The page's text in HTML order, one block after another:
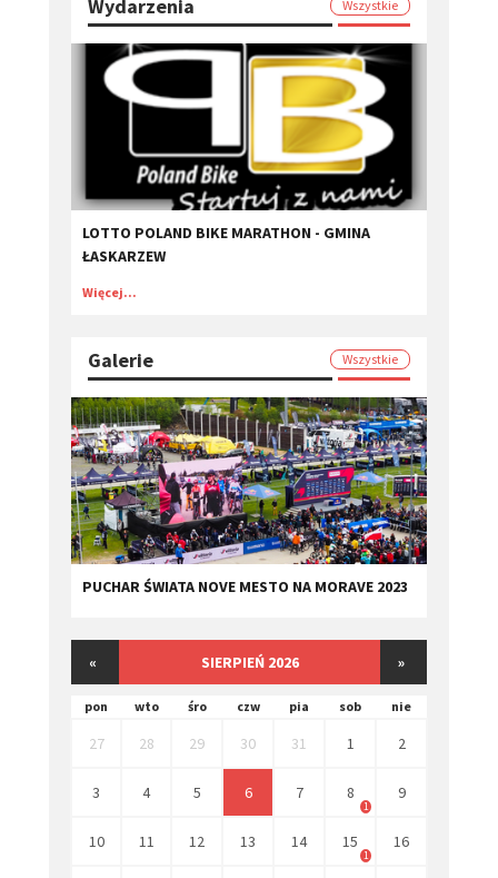
Wydarzenia Wszystkie
LOTTO POLAND BIKE MARATHON - GMINA
ŁASKARZEW
Więcej...
Galerie Wszystkie
PUCHAR ŚWIATA NOVE MESTO NA MORAVE 2023
« SIERPIEŃ 2026 »
pon wto śro czw pia sob nie
27 28 29 30 31 1 2
3 4 5 6 7 8
1
9
10 11 12 13 14 15
1
16